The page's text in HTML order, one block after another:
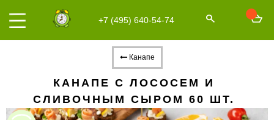
+7 (495) 640-54-74
Канапе
КАНАПЕ С ЛОСОСЕМ И
СЛИВОЧНЫМ СЫРОМ 60 ШТ.